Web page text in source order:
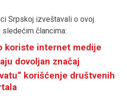
Srpskoj izveštavali o ovoj
člancima:
koriste internet medije
dovoljan značaj
korišćenje društvenih